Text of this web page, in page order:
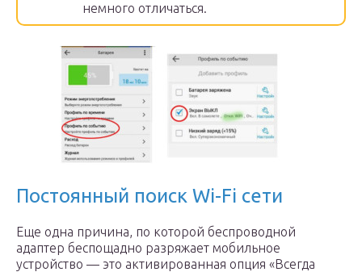
немного отличаться.
Постоянный поиск Wi-Fi сети
Еще одна причина, по которой беспроводной
адаптер беспощадно разряжает мобильное
устройство — это активированная опция «Всегда